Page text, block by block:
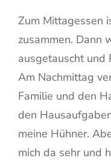
Zum Mittagessen
zusammen. Dann
ausgetauscht und
Am Nachmittag
Familie und den
den
meine Hühner.
mich da sehr und